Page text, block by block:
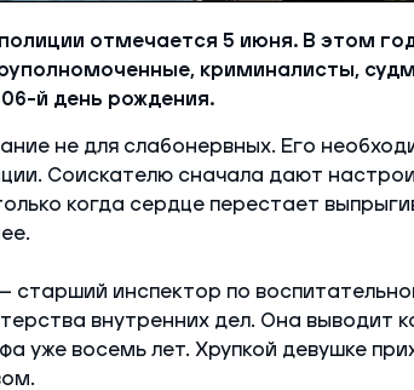
отмечается 5 июня. В этом
криминалисты,
й день рождения.
не для слабонервных. Его
Соискателю сначала дают
когда сердце перестает
старший инспектор по
внутренних дел. Она выводит
уже восемь лет. Хрупкой девушке